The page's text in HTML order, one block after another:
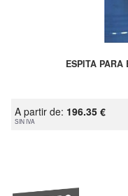
ESPITA PARA
A partir de: 196.35 €
SIN IVA